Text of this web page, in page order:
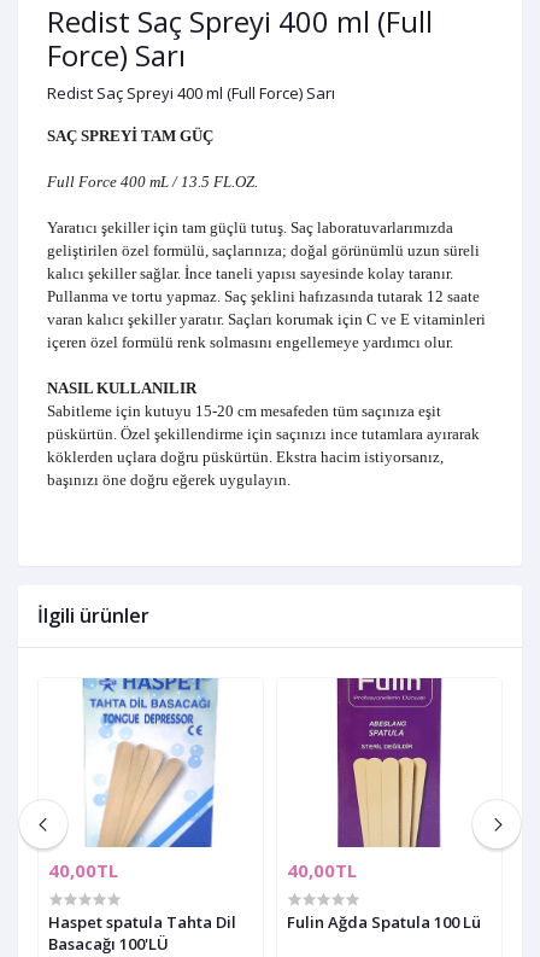
Redist Saç Spreyi 400 ml (Full
Force) Sarı
Redist Saç Spreyi 400 ml (Full Force) Sarı
SAÇ SPREYİ TAM GÜÇ
Full Force 400 mL / 13.5 FL.OZ.
Yaratıcı şekiller için tam güçlü tutuş. Saç laboratuvarlarımızda
geliştirilen özel formülü, saçlarınıza; doğal görünümlü uzun süreli
kalıcı şekiller sağlar. İnce taneli yapısı sayesinde kolay taranır.
Pullanma ve tortu yapmaz. Saç şeklini hafızasında tutarak 12 saate
varan kalıcı şekiller yaratır. Saçları korumak için C ve E vitaminleri
içeren özel formülü renk solmasını engellemeye yardımcı olur.
NASIL KULLANILIR
Sabitleme için kutuyu 15-20 cm mesafeden tüm saçınıza eşit
püskürtün. Özel şekillendirme için saçınızı ince tutamlara ayırarak
köklerden uçlara doğru püskürtün. Ekstra hacim istiyorsanız,
başınızı öne doğru eğerek uygulayın.
İlgili ürünler
40,00TL
Haspet spatula Tahta Dil
Basacağı 100'LÜ
40,00TL
Fulin Ağda Spatula 100 Lü